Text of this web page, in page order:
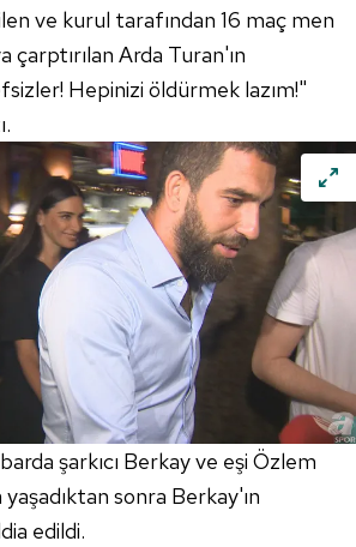
ve kurul tarafından 16 maç men
çarptırılan Arda Turan'ın
Hepinizi öldürmek lazım!"
şarkıcı Berkay ve eşi Özlem
sonra Berkay'ın
edildi.